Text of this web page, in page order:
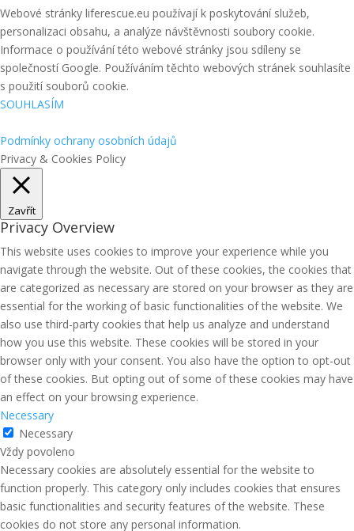
Webové stránky liferescue.eu používají k poskytování služeb,
personalizaci obsahu, a analýze návštěvnosti soubory cookie.
Informace o používání této webové stránky jsou sdíleny se
společností Google. Používáním těchto webových stránek souhlasíte
s použití souborů cookie.
SOUHLASÍM
Podmínky ochrany osobních údajů
Privacy & Cookies Policy
Zavřít
Privacy Overview
This website uses cookies to improve your experience while you
navigate through the website. Out of these cookies, the cookies that
are categorized as necessary are stored on your browser as they are
essential for the working of basic functionalities of the website. We
also use third-party cookies that help us analyze and understand
how you use this website. These cookies will be stored in your
browser only with your consent. You also have the option to opt-out
of these cookies. But opting out of some of these cookies may have
an effect on your browsing experience.
Necessary
Necessary
Vždy povoleno
Necessary cookies are absolutely essential for the website to
function properly. This category only includes cookies that ensures
basic functionalities and security features of the website. These
cookies do not store any personal information.